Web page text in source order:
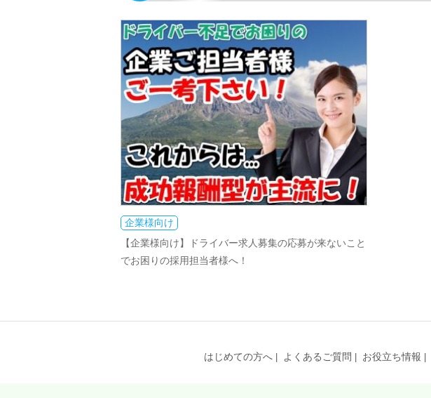
企業様向け
【企業様向け】ドライバー求人募集の応募が来ないこと
でお困りの採用担当者様へ！
はじめての方へ よくあるご質問 お役立ち情報